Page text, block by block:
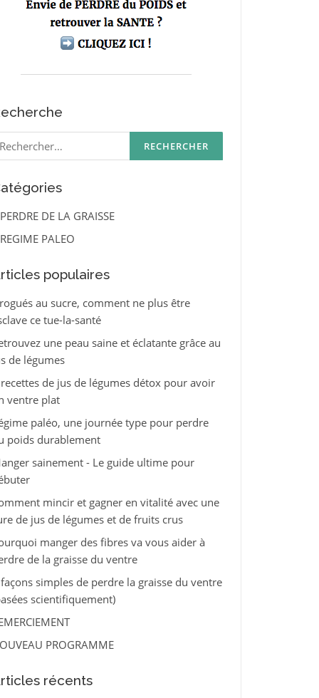
:
PERDRE DE LA GRAISSE
REGIME PALEO
populaires
au sucre, comment ne plus être
ce tue-la-santé
une peau saine et éclatante grâce au
de légumes
de jus de légumes détox pour avoir
ventre plat
paléo, une journée type pour perdre
poids durablement
sainement - Le guide ultime pour
mincir et gagner en vitalité avec une
de jus de légumes et de fruits crus
manger des fibres va vous aider à
de la graisse du ventre
simples de perdre la graisse du ventre
scientifiquement)
PROGRAMME
récents